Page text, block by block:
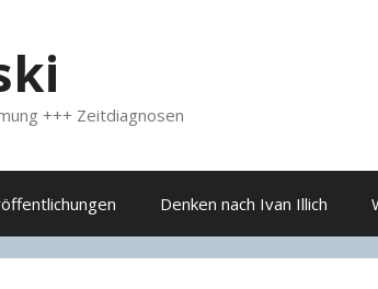
+++ Zeitdiagnosen
Denken nach Ivan Illich